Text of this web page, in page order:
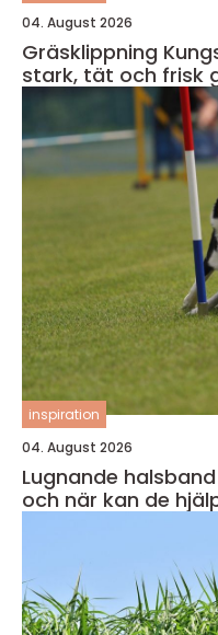
04. August 2026
Gräsklippning
stark, tät och frisk
inspiration
04. August 2026
Lugnande halsband för hund
och när kan de